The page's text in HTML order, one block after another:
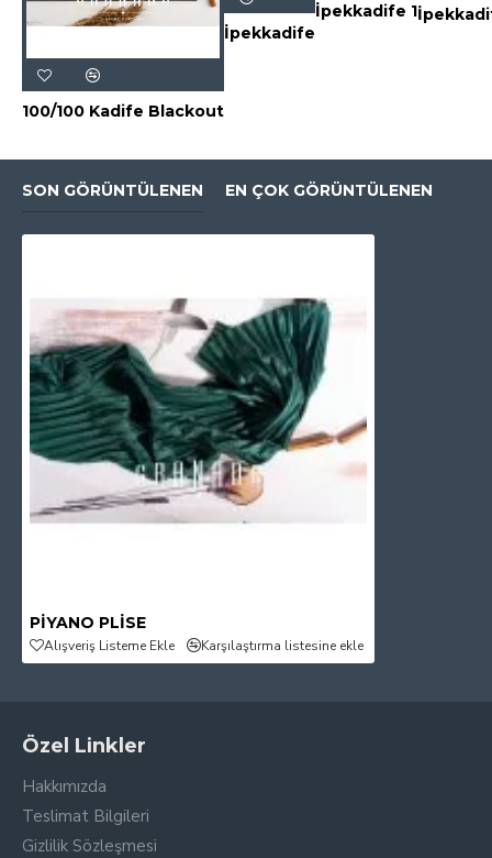
100/100 Kadife Blackout
İpekkadife
İpekkadife 1
SON GÖRÜNTÜLENEN EN ÇOK GÖRÜNTÜLENEN
PİYANO PLİSE
Alışveriş Listeme Ekle Karşılaştırma listesine ekle
Özel Linkler
Hakkımızda
Teslimat Bilgileri
Gizlilik Sözleşmesi